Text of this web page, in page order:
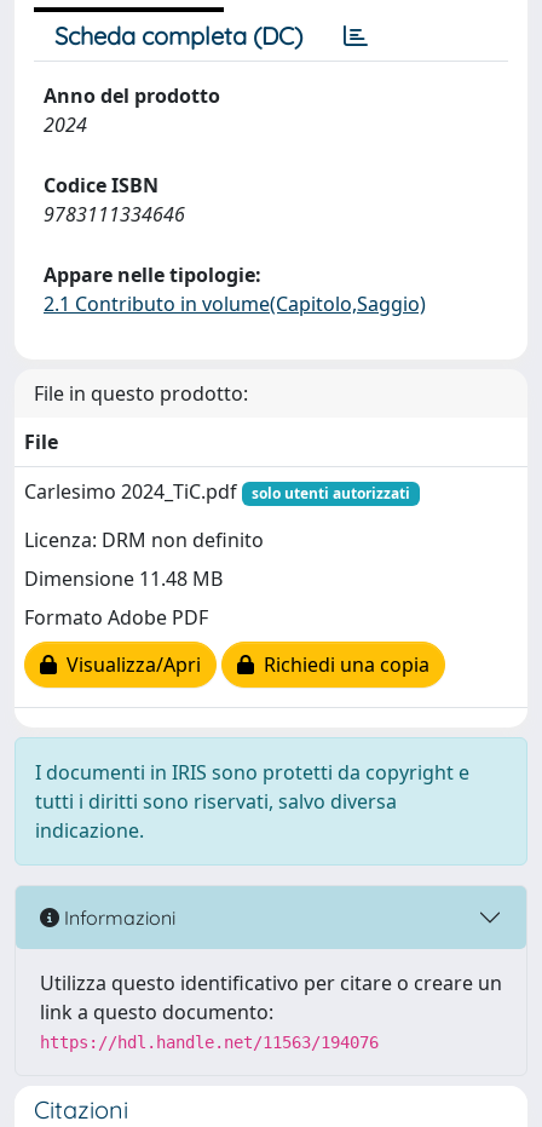
Scheda completa (DC)
Anno del prodotto
2024
Codice ISBN
9783111334646
Appare nelle tipologie:
2.1 Contributo in volume(Capitolo,Saggio)
File in questo prodotto:
File
Carlesimo 2024_TiC.pdf
solo utenti autorizzati
Licenza: DRM non definito
Dimensione 11.48 MB
Formato Adobe PDF
Visualizza/Apri
Richiedi una copia
I documenti in IRIS sono protetti da copyright e
tutti i diritti sono riservati, salvo diversa
indicazione.
Informazioni
Utilizza questo identificativo per citare o creare un
link a questo documento:
https://hdl.handle.net/11563/194076
Citazioni